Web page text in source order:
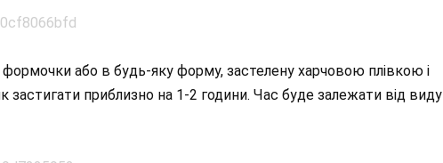
формочки або в будь-яку форму, застелену харчовою плівкою і
застигати приблизно на 1-2 години. Час буде залежати від виду